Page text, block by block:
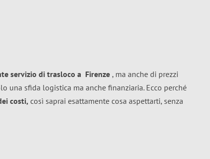
servizio di trasloco a Firenze , ma anche di prezzi
una sfida logistica ma anche finanziaria. Ecco perché
costi, così saprai esattamente cosa aspettarti, senza